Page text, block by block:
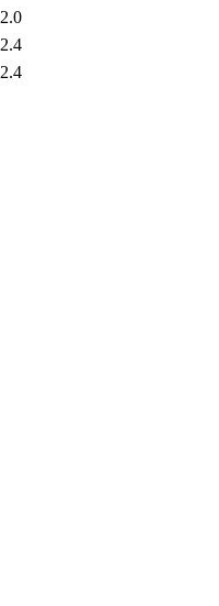
2.0
2.4
2.4